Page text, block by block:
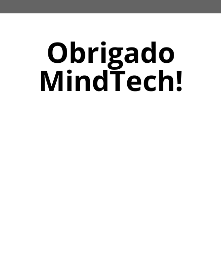
Obrigado
MindTech!